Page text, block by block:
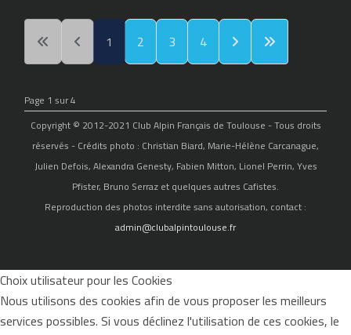
1 2 3 4
Page 1 sur 4
Copyright © 2012-2021 Club Alpin Français de Toulouse - Tous droits
réservés - Crédits photo : Christian Biard, Marie-Hélène Carcanague,
Julien Defois, Alexandra Genesty, Fabien Mitton, Lionel Perrin, Yves
Pfister, Bruno Serraz et quelques autres Cafistes.
Reproduction des photos interdite sans autorisation, contact :
admin@clubalpintoulouse.fr
Choix utilisateur pour les Cookies
Nous utilisons des cookies afin de vous proposer les meilleurs
services possibles. Si vous déclinez l'utilisation de ces cookies, le